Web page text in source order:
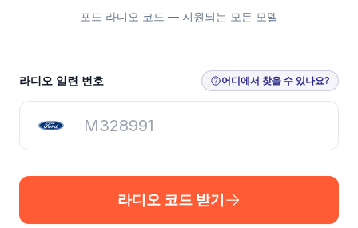
포드 라디오 코드 — 지원되는 모든 모델
라디오 코드 받기
라디오 일련 번호 어디에서 찾을 수 있나요?
라디오 코드 받기